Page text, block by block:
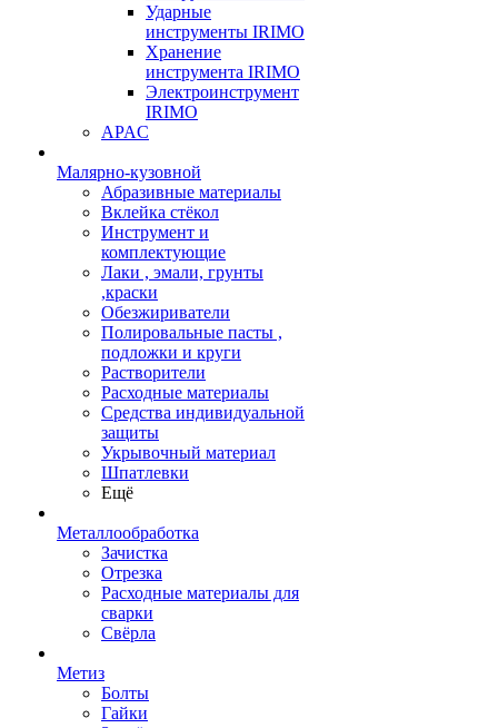
Ударные
инструменты IRIMO
Хранение
инструмента IRIMO
Электроинструмент
IRIMO
APAC
Малярно-кузовной
Абразивные материалы
Вклейка стёкол
Инструмент и
комплектующие
Лаки , эмали, грунты
,краски
Обезжириватели
Полировальные пасты ,
подложки и круги
Растворители
Расходные материалы
Средства индивидуальной
защиты
Укрывочный материал
Шпатлевки
Ещё
Металлообработка
Зачистка
Отрезка
Расходные материалы для
сварки
Свёрла
Метиз
Болты
Гайки